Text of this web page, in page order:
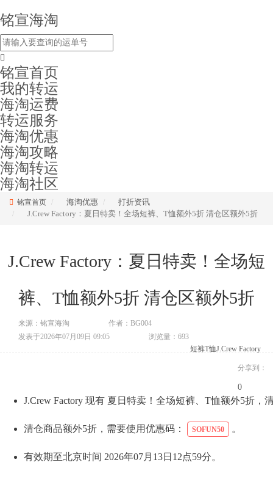
铭宣海淘
铭宣首页
我的转运
海淘运费
转运服务
海淘优惠
海淘攻略
海淘转运
海淘社区
铭宣首页 海淘优惠
打折资讯
J.Crew Factory：夏日特卖！全场短裤、T恤额外5折 清仓区额外5折
J.Crew Factory：夏日特卖！全场短
裤、T恤额外5折 清仓区额外5折
来源：铭宣海淘
作者：BG004
发表于2026年07月09日 09:05
浏览量：693
短裤T恤J.Crew Factory
分享到：
0
J.Crew Factory 现有 夏日特卖！全场短裤、T恤额外5折，
清仓商品额外5折，需要使用优惠码： SOFUN50 。
有效期至北京时间 2026年07月13日12点59分。